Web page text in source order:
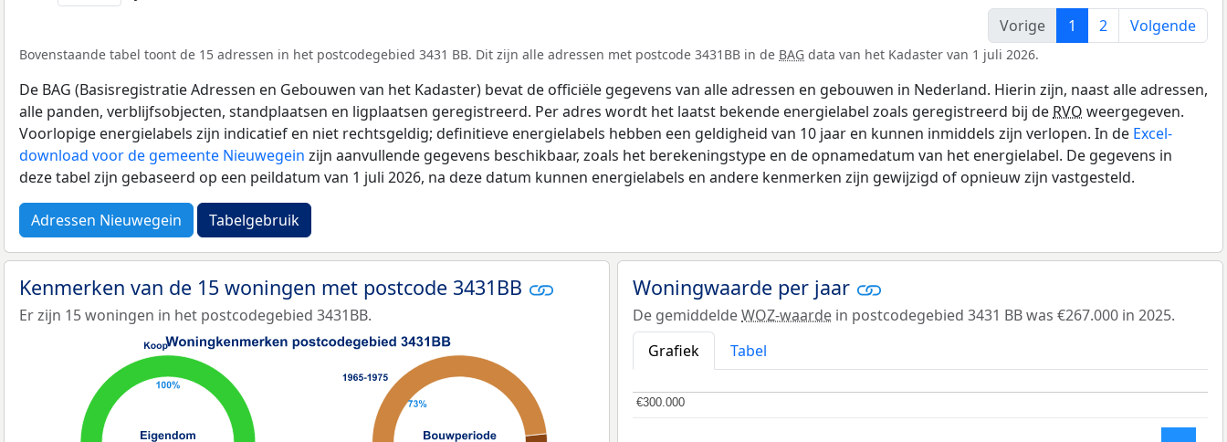
Vorige
1 2 Volgende
Bovenstaande tabel toont de 15 adressen in het postcodegebied 3431 BB. Dit zijn alle adressen met postcode 3431BB in de BAG data van het Kadaster van 1 juli 2026.
De BAG (Basisregistratie Adressen en Gebouwen van het Kadaster) bevat de officiële gegevens van alle adressen en gebouwen in Nederland. Hierin zijn, naast alle adressen,
alle panden, verblijfsobjecten, standplaatsen en ligplaatsen geregistreerd. Per adres wordt het laatst bekende energielabel zoals geregistreerd bij de RVO weergegeven.
Voorlopige energielabels zijn indicatief en niet rechtsgeldig; definitieve energielabels hebben een geldigheid van 10 jaar en kunnen inmiddels zijn verlopen. In de Excel-
download voor de gemeente Nieuwegein zijn aanvullende gegevens beschikbaar, zoals het berekeningstype en de opnamedatum van het energielabel. De gegevens in
deze tabel zijn gebaseerd op een peildatum van 1 juli 2026, na deze datum kunnen energielabels en andere kenmerken zijn gewijzigd of opnieuw zijn vastgesteld.
Adressen Nieuwegein Tabelgebruik
Kenmerken van de 15 woningen met postcode 3431BB
Er zijn 15 woningen in het postcodegebied 3431BB.
Woningwaarde per jaar
De gemiddeldeWOZ-waarde in postcodegebied 3431 BB was €267.000 in 2025.
Grafiek
Tabel
€300.000
€300.000